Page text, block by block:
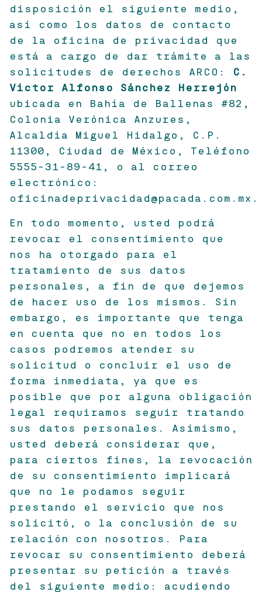
disposición el siguiente medio,
así como los datos de contacto
de la oficina de privacidad que
está a cargo de dar trámite a las
solicitudes de derechos ARCO:
C.
Víctor Alfonso Sánchez Herrejón
ubicada en Bahía de Ballenas #82,
Colonia Verónica Anzures,
Alcaldía Miguel Hidalgo, C.P.
11300, Ciudad de México, Teléfono
5555-31-89-41, o al correo
electrónico:
oficinadeprivacidad@pacada.com.mx.
En todo momento, usted podrá
revocar el consentimiento que
nos ha otorgado para el
tratamiento de sus datos
personales, a fin de que dejemos
de hacer uso de los mismos. Sin
embargo, es importante que tenga
en cuenta que no en todos los
casos podremos atender su
solicitud o concluir el uso de
forma inmediata, ya que es
posible que por alguna obligación
legal requiramos seguir tratando
sus datos personales. Asimismo,
usted deberá considerar que,
para ciertos fines, la revocación
de su consentimiento implicará
que no le podamos seguir
prestando el servicio que nos
solicitó, o la conclusión de su
relación con nosotros. Para
revocar su consentimiento deberá
presentar su petición a través
del siguiente medio: acudiendo